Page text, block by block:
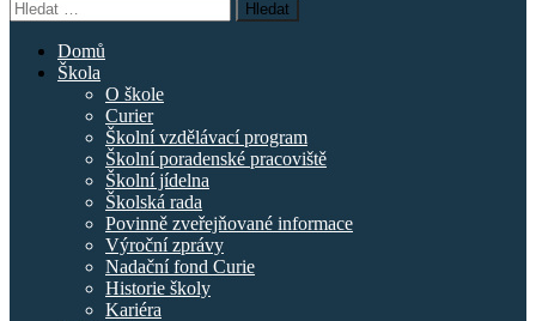
mobilnívyhledávací
Vyhledávání
Domů
Škola
O škole
Curier
Školní vzdělávací program
Školní poradenské pracoviště
Školní jídelna
Školská rada
Povinně zveřejňované informace
Výroční zprávy
Nadační fond Curie
Historie školy
Kariéra